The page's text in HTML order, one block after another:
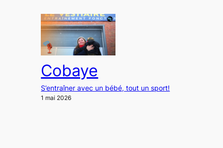
Cobaye
S’entraîner avec un bébé, tout un sport!
1 mai 2026